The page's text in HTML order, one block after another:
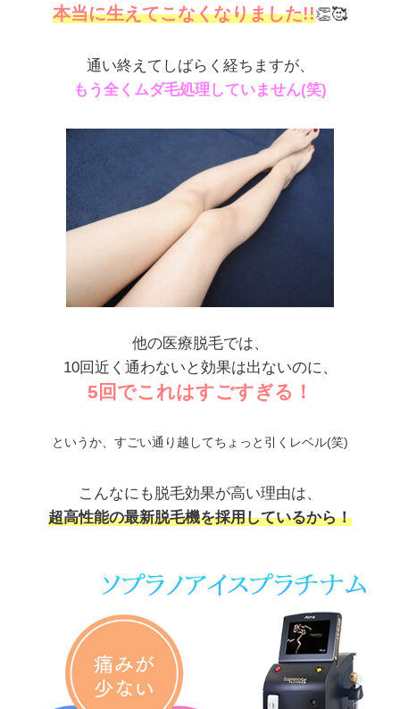
本当に生えてこなくなりました!!👏🥰
通い終えてしばらく経ちますが、
もう全くムダ毛処理していません(笑)
他の医療脱毛では、
10回近く通わないと効果は出ないのに、
5回でこれはすごすぎる！
というか、すごい通り越してちょっと引くレベル(笑)
こんなにも脱毛効果が高い理由は、
超高性能の最新脱毛機を採用しているから！